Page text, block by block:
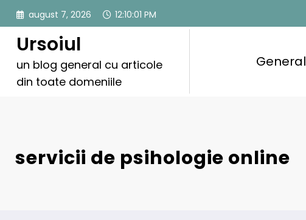
conținut
august 7, 2026 12:10:02 PM
Ursoiul
un blog general cu articole
din toate domeniile
General
servicii de psihologie online